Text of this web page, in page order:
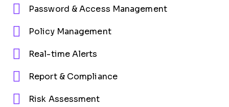
Password & Access Management
Policy Management
Real-time Alerts
Report & Compliance
Risk Assessment